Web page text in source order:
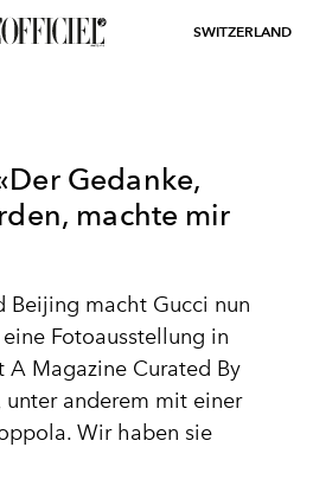
SWITZERLAND
Gedanke,
machte mir
Beijing macht Gucci nun
Fotoausstellung in
Magazine Curated By
anderem mit einer
Wir haben sie